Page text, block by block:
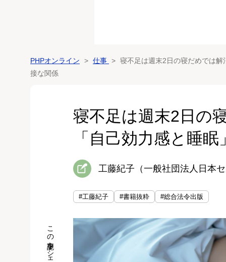
PHPオンライン 仕事
寝不足は週末2日の寝だめでは
接な関係
寝不足は週末2日
「自己効力感と睡
工藤紀子（一般社団法人日本
#工藤紀子 #書籍抜粋 #総合法令出版
この記事をシェア